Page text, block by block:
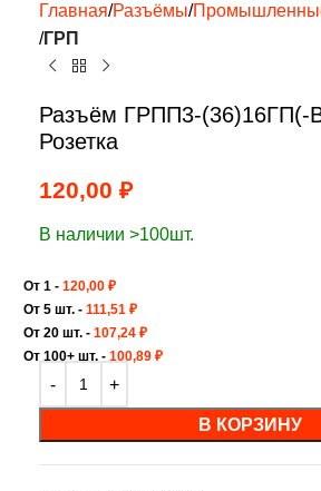
Главная Разъёмы
ГРП
Разъём ГРПП3-(36)16ГП(-
Розетка
120,00 ₽
В наличии >100шт.
От 1 - 120,00 ₽
От 5 шт. - 111,51 ₽
От 20 шт. - 107,24 ₽
От 100+ шт. - 100,89 ₽
В КОРЗИНУ